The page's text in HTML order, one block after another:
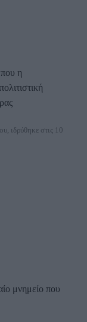
η
ιδρύθηκε στις 10
μνημείο που